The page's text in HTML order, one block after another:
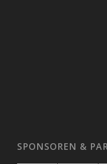
SPONSOREN &